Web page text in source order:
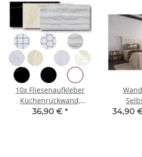
10x Fliesenaufkleber
Küchenrückwand,
Selbstklebende Fliesen,
36,90 € * 34,90